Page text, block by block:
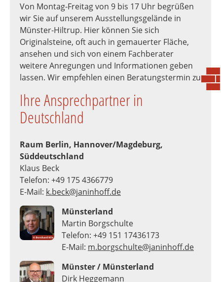
Von Montag-Freitag von 9 bis 17 Uhr begrüßen
wir Sie auf unserem Ausstellungsgelände in
Münster-Hiltrup. Hier können Sie sich
Originalsteine, oft auch in gemauerter Fläche,
ansehen und sich von einem Fachberater
weitere Anregungen und Informationen geben
lassen. Wir empfehlen einen Beratungstermin zu
Ihre Ansprechpartner in
Deutschland
Raum Berlin, Hannover/Magdeburg,
Süddeutschland
Klaus Beck
Telefon: +49 175 4366779
E-Mail: k.beck@janinhoff.de
Münsterland
Martin Borgschulte
Telefon: +49 151 17436173
E-Mail: m.borgschulte@janinhoff.de
Münster / Münsterland
Dirk Heggemann